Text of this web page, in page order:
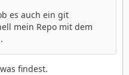
es auch ein git
mein Repo mit dem
findest.